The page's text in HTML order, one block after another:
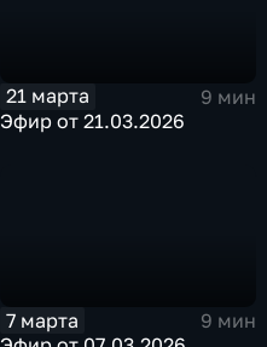
21 марта
9 мин
Эфир от 21.03.2026
7 марта
9 мин